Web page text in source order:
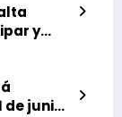
y
de junio